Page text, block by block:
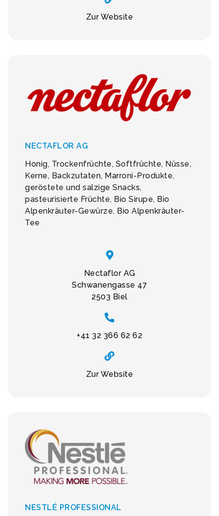
Zur Website
NECTAFLOR AG
Honig, Trockenfrüchte, Softfrüchte, Nüsse,
Kerne, Backzutaten, Marroni-Produkte,
geröstete und salzige Snacks,
pasteurisierte Früchte, Bio Sirupe, Bio
Alpenkräuter-Gewürze, Bio Alpenkräuter-
Tee
Nectaflor AG
Schwanengasse 47
2503 Biel
+41 32 366 62 62
Zur Website
NESTLÉ PROFESSIONAL